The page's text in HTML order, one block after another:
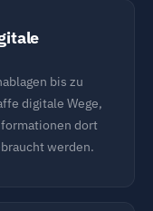
bis zu
digitale Wege,
dort
werden.